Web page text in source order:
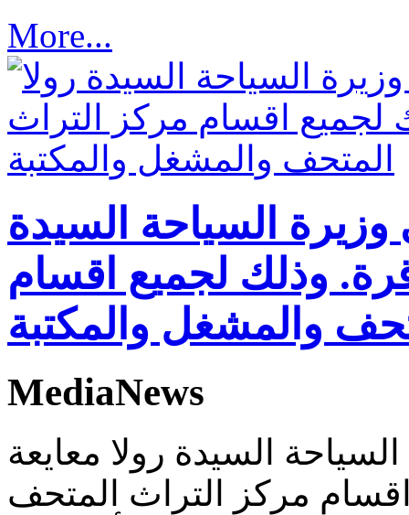
More...
السياحة السيدة
وذلك لجميع اقسام
والمشغل والمكتبة
MediaNews
السيدة رولا معايعة
مركز التراث المتحف